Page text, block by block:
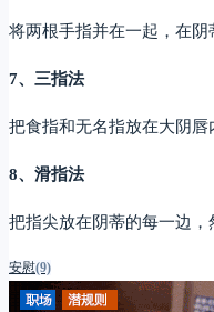
将两根手指并在一起，在
7、三指法
把食指和无名指放在大阴
8、滑指法
把指尖放在阴蒂的每一边
安慰(9)